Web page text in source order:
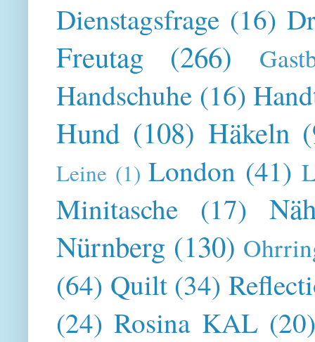
Dienstagsfrage (16)
Freutag (266)
Handschuhe (16)
Hund (108) Häkeln
Leine (1) London (41)
Minitasche (17)
Nürnberg (130)
(64) Quilt (34)
(24) Rosina KAL